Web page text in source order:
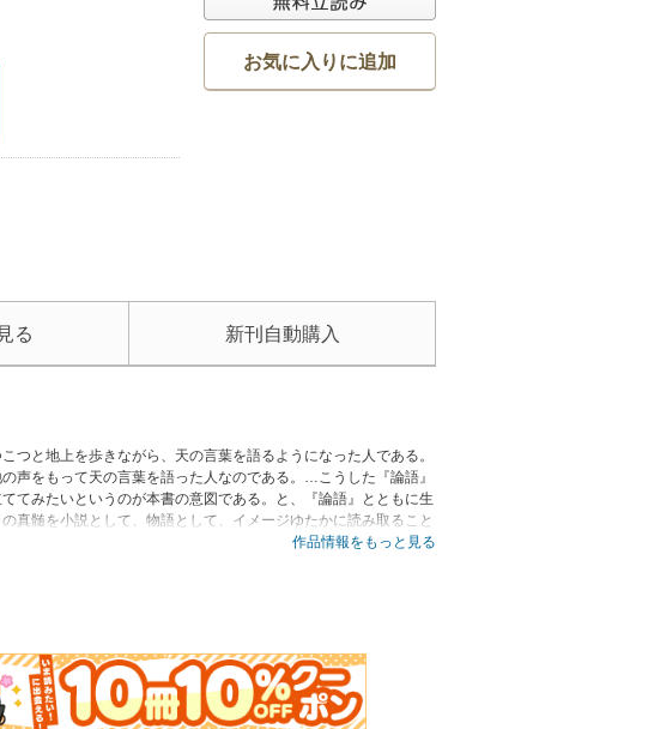
お気に入りに追加
る 新刊自動購入
と地上を歩きながら、天の言葉を語るようになった人である。
声をもって天の言葉を語った人なのである。…こうした『論語』
てみたいというのが本書の意図である。と、『論語』とともに生
真髄を小説として、物語として、イメージゆたかに読み取ること
作品情報をもっと見る